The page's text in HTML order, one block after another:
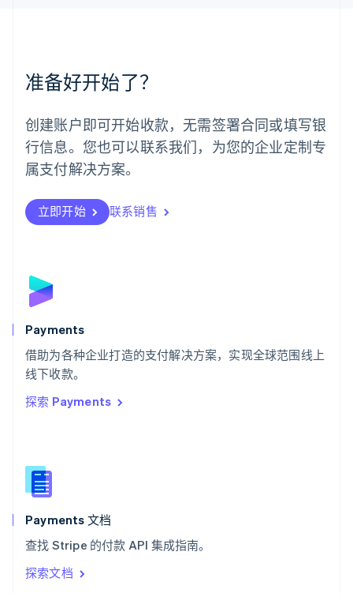
准备好开始了？
创建账户即可开始收款，无需签署合同或填写银
行信息。您也可以联系我们，为您的企业定制专
属支付解决方案。
立即开始 联系销售
Payments
借助为各种企业打造的支付解决方案，实现全球范围线上
线下收款。
探索 Payments
Payments 文档
查找 Stripe 的付款 API 集成指南。
探索文档
挪威
葡萄牙
Português English
日本
日本語English
瑞典
瑞士
DeutschFrançais
English
斯洛文尼亚
泰国
ไทยEnglish
希腊
English
西班牙
新西兰
English
匈牙利
English
ItalianoEnglish
印度
English